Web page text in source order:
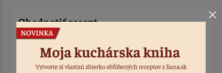
Ohodnotiť recept
Prihlásiť sa